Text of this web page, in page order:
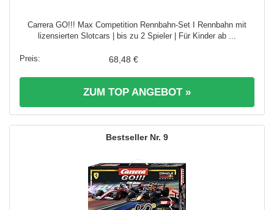
Carrera GO!!! Max Competition Rennbahn-Set I Rennbahn mit
lizensierten Slotcars | bis zu 2 Spieler | Für Kinder ab ...
68,48 €
ZUM TOP ANGEBOT »
9